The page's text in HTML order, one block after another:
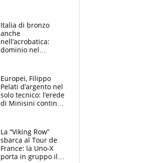
Italia di bronzo
anche
nell’acrobatica:
dominio nel
e compagni
continuare
Europei, Filippo
Pelati d’argento nel
solo tecnico: l’erede
di Minisini continua
mirino
La “Viking Row”
sbarca al Tour de
France: la Uno-X
porta in gruppo il